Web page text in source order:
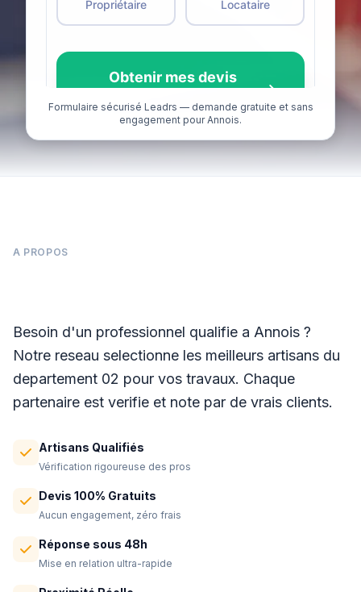
Formulaire sécurisé Leadrs — demande gratuite et sans
engagement pour Annois.
A PROPOS
Besoin d'un professionnel qualifie a Annois ?
Notre reseau selectionne les meilleurs artisans du
departement 02 pour vos travaux. Chaque
partenaire est verifie et note par de vrais clients.
Artisans Qualifiés
Vérification rigoureuse des pros
Devis 100% Gratuits
Aucun engagement, zéro frais
Réponse sous 48h
Mise en relation ultra-rapide